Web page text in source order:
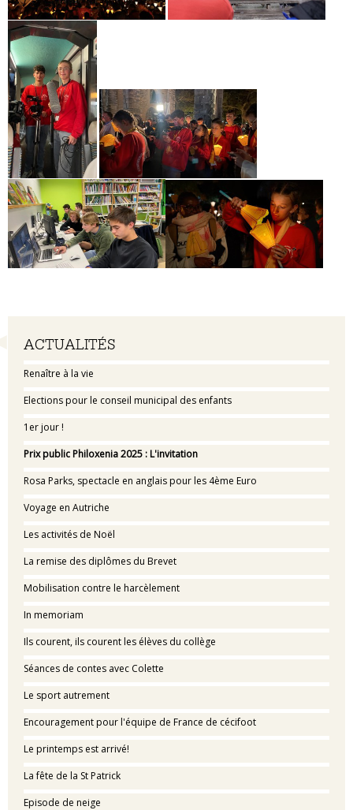
Navigation
ACTUALITÉS
Renaître à la vie
Elections pour le conseil municipal des enfants
1er jour !
Prix public Philoxenia 2025 : L'invitation
Rosa Parks, spectacle en anglais pour les 4ème Euro
Voyage en Autriche
Les activités de Noël
La remise des diplômes du Brevet
Mobilisation contre le harcèlement
In memoriam
Ils courent, ils courent les élèves du collège
Séances de contes avec Colette
Le sport autrement
Encouragement pour l'équipe de France de cécifoot
Le printemps est arrivé!
La fête de la St Patrick
Episode de neige